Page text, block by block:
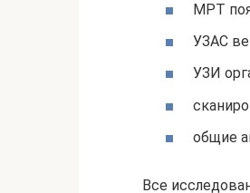
МРТ
УЗАС
УЗИ
общие
Все